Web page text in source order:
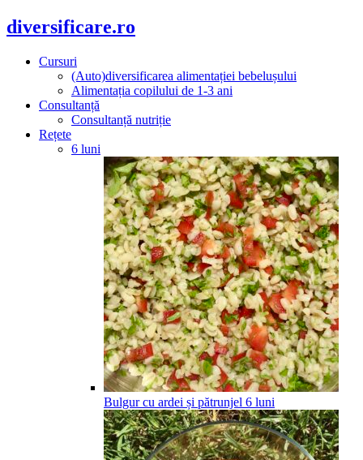
diversificare.ro
Cursuri
(Auto)diversificarea alimentației bebelușului
Alimentația copilului de 1-3 ani
Consultanță
Consultanță nutriție
Rețete
6 luni
Bulgur cu ardei și pătrunjel 6 luni